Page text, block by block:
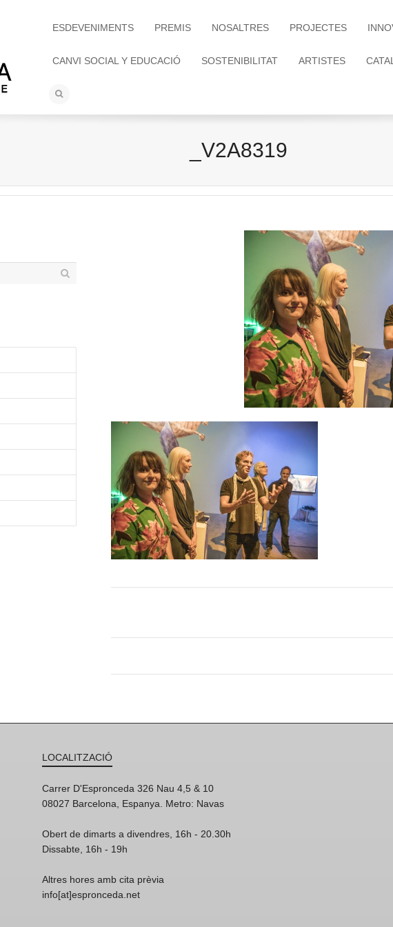
ESDEVENIMENTS PREMIS NOSALTRES PROJECTES
CANVI SOCIAL Y EDUCACIÓ SOSTENIBILITAT ARTISTES
_V2A8319
LOCALITZACIÓ
Carrer D'Espronceda 326 Nau 4,5 & 10
08027 Barcelona, Espanya. Metro: Navas
Obert de dimarts a divendres, 16h - 20.30h
Dissabte, 16h - 19h
Altres hores amb cita prèvia
info[at]espronceda.net